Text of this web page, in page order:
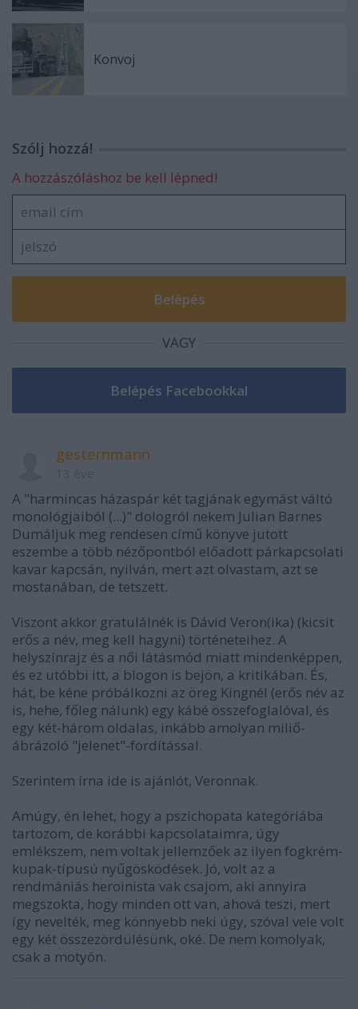
Konvoj
Szólj hozzá!
A hozzászóláshoz be kell lépned!
VAGY
gesternmann
A "harmincas házaspár két tagjának egymást váltó
monológjaiból (...)" dologról nekem Julian Barnes
Dumáljuk meg rendesen című könyve jutott
eszembe a több nézőpontból előadott párkapcsolati
kavar kapcsán, nyilván, mert azt olvastam, azt se
mostanában, de tetszett.
Viszont akkor gratulálnék is Dávid Veron(ika) (kicsit
erős a név, meg kell hagyni) történeteihez. A
helyszínrajz és a női látásmód miatt mindenképpen,
és ez utóbbi itt, a blogon is bejön, a kritikában. És,
hát, be kéne próbálkozni az öreg Kingnél (erős név az
is, hehe, főleg nálunk) egy kábé összefoglalóval, és
egy két-három oldalas, inkább amolyan miliő-
ábrázoló "jelenet"-fordítással.
Szerintem írna ide is ajánlót, Veronnak.
Amúgy, én lehet, hogy a pszichopata kategóriába
tartozom, de korábbi kapcsolataimra, úgy
emlékszem, nem voltak jellemzőek az ilyen fogkrém-
kupak-típusú nyűgösködések. Jó, volt az a
rendmániás heroinista vak csajom, aki annyira
megszokta, hogy minden ott van, ahová teszi, mert
így nevelték, meg könnyebb neki úgy, szóval vele volt
egy két összezördülésünk, oké. De nem komolyak,
csak a motyón.